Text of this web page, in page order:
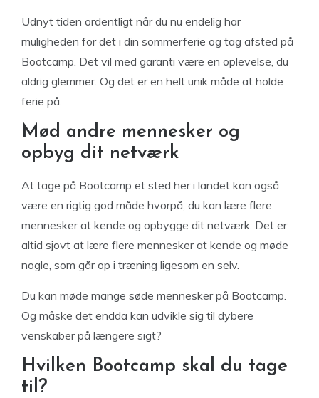
Udnyt tiden ordentligt når du nu endelig har
muligheden for det i din sommerferie og tag afsted på
Bootcamp. Det vil med garanti være en oplevelse, du
aldrig glemmer. Og det er en helt unik måde at holde
ferie på.
Mød andre mennesker og
opbyg dit netværk
At tage på Bootcamp et sted her i landet kan også
være en rigtig god måde hvorpå, du kan lære flere
mennesker at kende og opbygge dit netværk. Det er
altid sjovt at lære flere mennesker at kende og møde
nogle, som går op i træning ligesom en selv.
Du kan møde mange søde mennesker på Bootcamp.
Og måske det endda kan udvikle sig til dybere
venskaber på længere sigt?
Hvilken Bootcamp skal du tage
til?